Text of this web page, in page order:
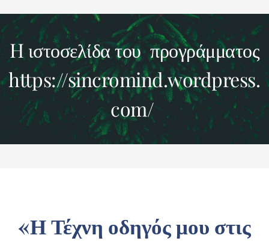
H ιστοσελίδα του προγράμματος
https://sincromind.wordpress.
com/
«Η Τέχνη οδηγός μου στις